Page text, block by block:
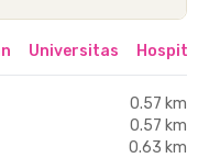
Universitas Hospital
0.57 km
0.57 km
0.63 km